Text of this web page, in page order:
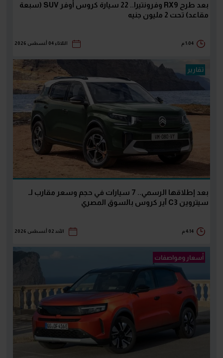
بعد طرح RX9 وفرونتيرا.. 22 سيارة كروس أوفر SUV (سبعة
مقاعد) تحت 2 مليون جنيه
1:04 م الثلاثاء 04 أغسطس 2026
تقارير
بعد إطلاقها الرسمي.. 7 سيارات في حجم وسعر مقارب لـ
سيتروين C3 آير كروس بالسوق المصري
4:14 م الأحد 02 أغسطس 2026
أسعار ومواصفات